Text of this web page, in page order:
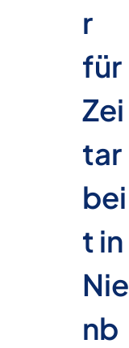
r
für
Zei
tar
bei
t in
Nie
nb